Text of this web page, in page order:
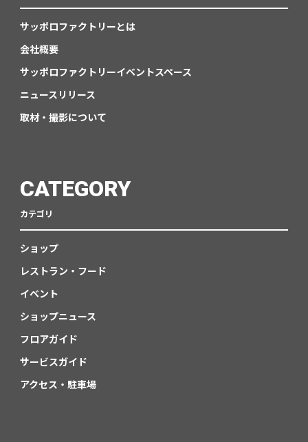
サッポロファクトリーとは
会社概要
サッポロファクトリーイベントスペース
ニュースリリース
取材・撮影について
CATEGORY
カテゴリ
ショップ
レストラン・フード
イベント
ショップニュース
フロアガイド
サービスガイド
アクセス・駐車場